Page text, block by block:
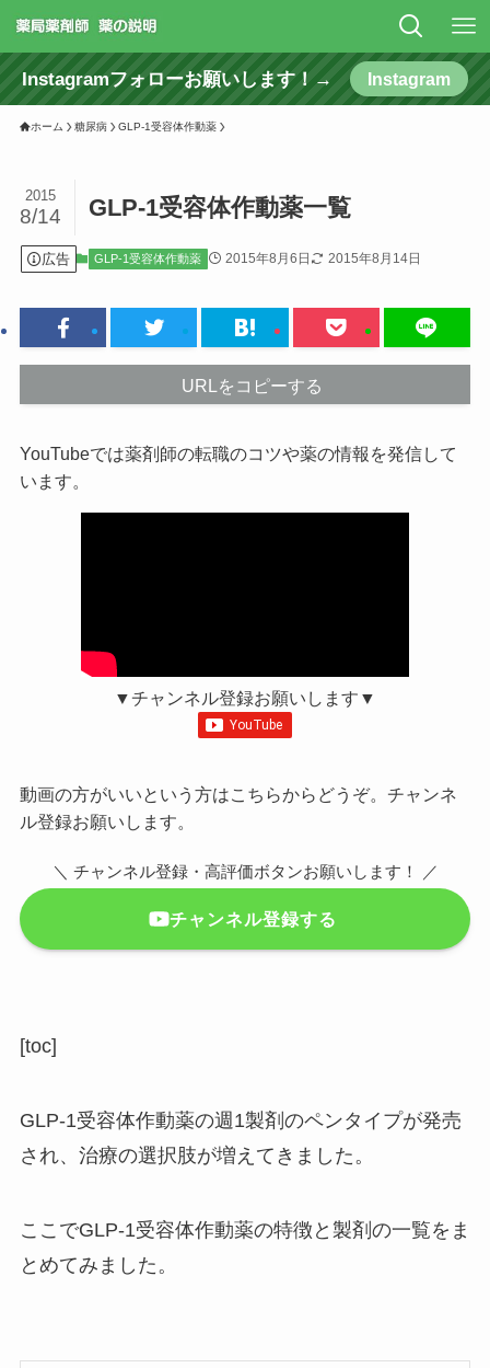
Instagramフォローお願いします！→ Instagram
ホーム 糖尿病 GLP-1受容体作動薬
GLP-1受容体作動薬一覧
2015
8/14
広告 GLP-1受容体作動薬 2015年8月6日 2015年8月14日
URLをコピーする
YouTubeでは薬剤師の転職のコツや薬の情報を発信して
います。
▼チャンネル登録お願いします▼
動画の方がいいという方はこちらからどうぞ。チャンネ
ル登録お願いします。
＼ チャンネル登録・高評価ボタンお願いします！ ／
チャンネル登録する
[toc]
GLP-1受容体作動薬の週1製剤のペンタイプが発売
され、治療の選択肢が増えてきました。
ここでGLP-1受容体作動薬の特徴と製剤の一覧をま
とめてみました。